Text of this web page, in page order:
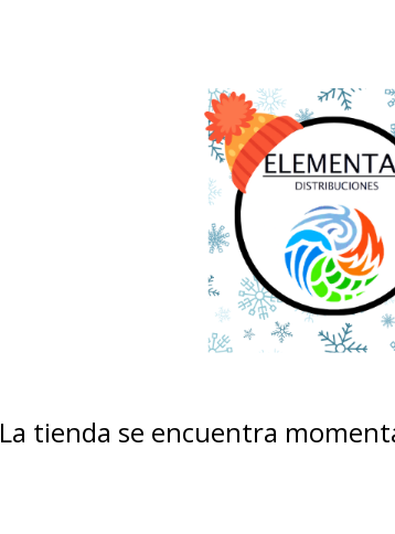
La tienda se encuentra